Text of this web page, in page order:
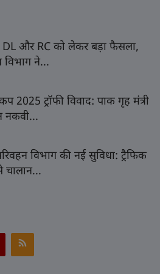
DL और RC को लेकर बड़ा फैसला,
विभाग ने...
2025 ट्रॉफी विवाद: पाक गृह मंत्री
नकवी...
विभाग की नई सुविधा: ट्रैफिक
चालान...